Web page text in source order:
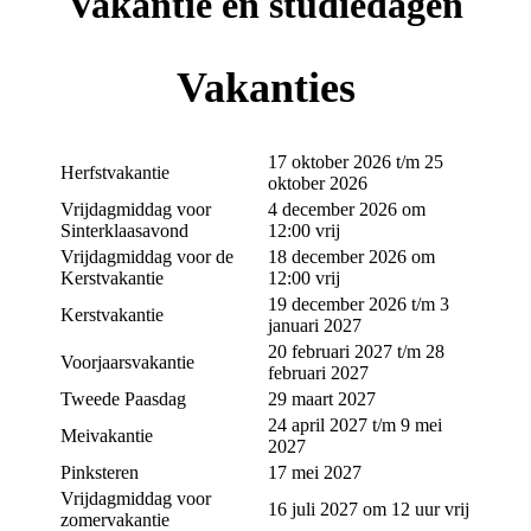
Vakanties
Herfstvakantie
17 oktober 2026 t/m 25
oktober 2026
Vrijdagmiddag voor
Sinterklaasavond
4 december 2026 om
12:00 vrij
Vrijdagmiddag voor de
Kerstvakantie
18 december 2026 om
12:00 vrij
Kerstvakantie
19 december 2026 t/m 3
januari 2027
Voorjaarsvakantie
20 februari 2027 t/m 28
februari 2027
Tweede Paasdag
29 maart 2027
Meivakantie
24 april 2027 t/m 9 mei
2027
Pinksteren
17 mei 2027
Vrijdagmiddag voor
zomervakantie
16 juli 2027 om 12 uur vrij